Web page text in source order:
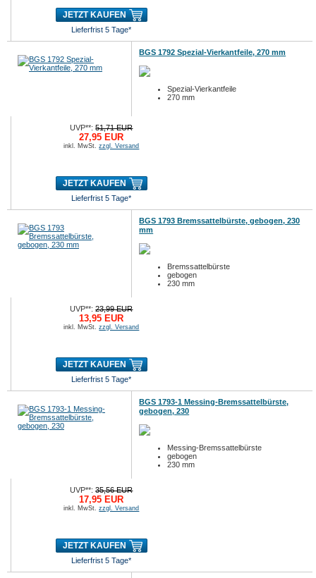
JETZT KAUFEN
Lieferfrist 5 Tage*
BGS 1792 Spezial-Vierkantfeile, 270 mm
Spezial-Vierkantfeile
270 mm
UVP**:51,71 EUR
27,95 EUR
inkl. MwSt.zzgl. Versand
JETZT KAUFEN
Lieferfrist 5 Tage*
BGS 1793 Bremssattelbürste, gebogen, 230
mm
Bremssattelbürste
gebogen
230 mm
UVP**:23,99 EUR
13,95 EUR
inkl. MwSt.zzgl. Versand
JETZT KAUFEN
Lieferfrist 5 Tage*
BGS 1793-1 Messing-Bremssattelbürste,
gebogen, 230
Messing-Bremssattelbürste
gebogen
230 mm
UVP**:35,56 EUR
17,95 EUR
inkl. MwSt.zzgl. Versand
JETZT KAUFEN
Lieferfrist 5 Tage*